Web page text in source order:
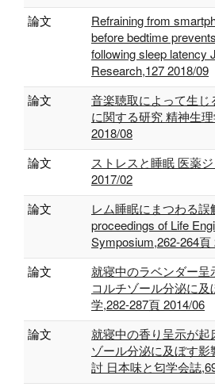
論文
Refraining from
before bedtime
following sleep latency
Research,127 2018/09
論文
音楽聴取によって生
に関する研究 精神生
2018/08
論文
ストレスと睡眠 医薬
2017/02
論文
レム睡眠にまつわる
proceedings of Life
Symposium,262-264頁
論文
就寝中のラベンダー呈
コルチゾール分泌に
学,282-287頁 2014/06
論文
就寝中の香り呈示が
ゾール分泌に及ぼす
討 日本味と匂学会誌